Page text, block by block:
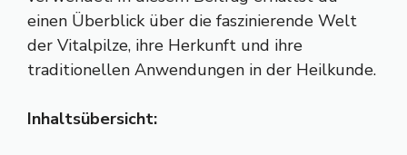
einen Überblick über die faszinierende Welt
der Vitalpilze, ihre Herkunft und ihre
traditionellen Anwendungen in der Heilkunde.
Inhaltsübersicht: